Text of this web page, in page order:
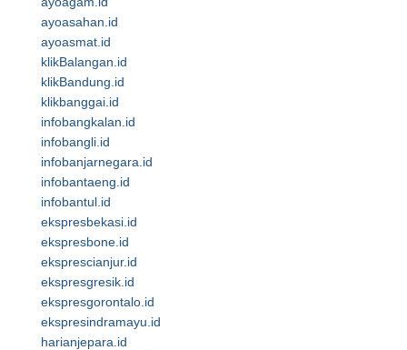
ayoasahan.id
ayoasmat.id
klikBalangan.id
klikBandung.id
klikbanggai.id
infobangkalan.id
infobangli.id
infobanjarnegara.id
infobantaeng.id
infobantul.id
ekspresbekasi.id
ekspresbone.id
eksprescianjur.id
ekspresgresik.id
ekspresgorontalo.id
ekspresindramayu.id
harianjepara.id